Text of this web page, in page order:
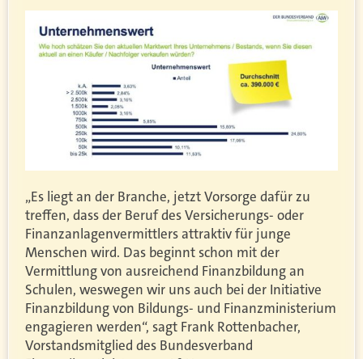
„Es liegt an der Branche, jetzt Vorsorge dafür zu
treffen, dass der Beruf des Versicherungs- oder
Finanzanlagenvermittlers attraktiv für junge
Menschen wird. Das beginnt schon mit der
Vermittlung von ausreichend Finanzbildung an
Schulen, weswegen wir uns auch bei der Initiative
Finanzbildung von Bildungs- und Finanzministerium
engagieren werden“, sagt Frank Rottenbacher,
Vorstandsmitglied des Bundesverband